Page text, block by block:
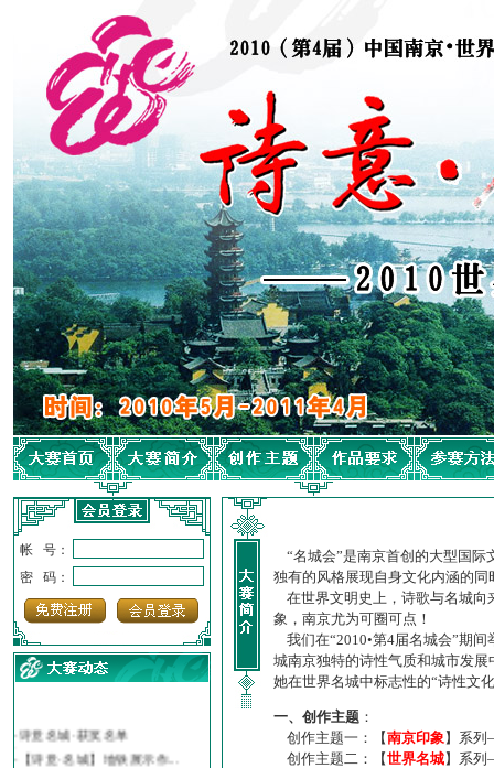
帐 号：
密 码：
【诗意·名城】地铁展示作...
诗意名城·地铁时间
“名城会”是南京首创的大型国际
独有的风格展现自身文化内涵的
在世界文明史上，诗歌与名城向
象，南京尤为可圈可点！
我们在“2010•第4届名城会”期
城南京独特的诗性气质和城市发
她在世界名城中标志性的“诗性文
一、创作主题 ：
创作主题一：【南京印象】系
创作主题二：【世界名城】系